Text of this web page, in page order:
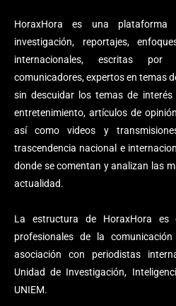
HoraxHora es una
investigación, reportajes,
internacionales, escritas por
comunicadores, expertos en temas
sin descuidar los temas de
entretenimiento, artículos de
así como videos y
trascendencia nacional e
donde se comentan y analizan las
actualidad.
La estructura de HoraxHora
profesionales de la
asociación con periodistas
Unidad de Investigación,
UNIEM.